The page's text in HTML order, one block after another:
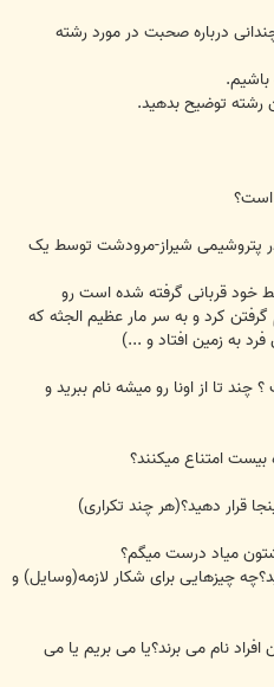
درباره صحبت در مورد رشته
رشته توضیح بدهید.
پتروشیمی شیراز-مرودشت توسط یک
خود قربانی گرفته شده است رو
کرد و به سر مار عظیم الجثه که
به زمین افتاد و ...)
تا از اونا رو میشه نام ببرید و
چیزهایی برای شکار لازمه(وسایل) و
افراد نام می برند؟یا می بریم یا می